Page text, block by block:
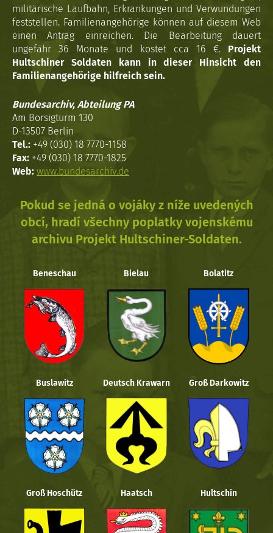
militärische Laufbahn, Erkrankungen und Verwundungen
feststellen. Familienangehörige können auf diesem Web
einen Antrag einreichen. Die Bearbeitung dauert
ungefähr 36 Monate und kostet cca 16 €. Projekt
Hultschiner Soldaten kann in dieser Hinsicht den
Familienangehörige hilfreich sein.
Bundesarchiv, Abteilung PA
Am Borsigturm 130
D-13507 Berlin
Tel.: +49 (030) 18 7770-1158
Fax: +49 (030) 18 7770-1825
Web: www.bundesarchiv.de
Pokud se jedná o vojáky z níže uvedených
obcí, hradí všechny poplatky vojenskému
archivu Projekt Hultschiner-Soldaten.
Beneschau Bielau Bolatitz
Buslawitz Deutsch Krawarn Groß Darkowitz
Groß Hoschütz Haatsch Hultschin